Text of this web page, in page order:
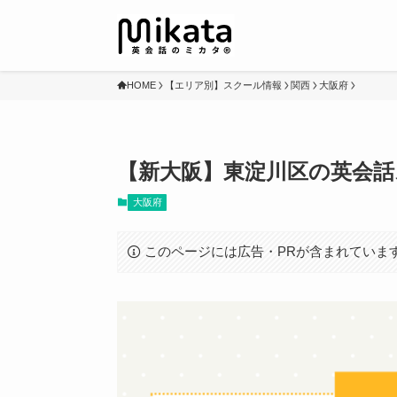
HOME 【エリア別】スクール情報 関西 大阪府
【新大阪】東淀川区の英会
大阪府
このページには広告・PRが含まれていま